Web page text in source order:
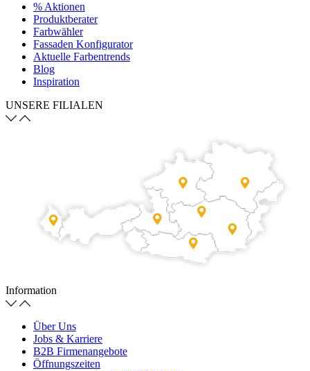
% Aktionen
Produktberater
Farbwähler
Fassaden Konfigurator
Aktuelle Farbentrends
Blog
Inspiration
UNSERE FILIALEN
Information
Über Uns
Jobs & Karriere
B2B Firmenangebote
Öffnungszeiten